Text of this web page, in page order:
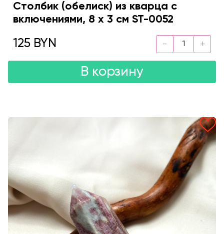
Столбик (обелиск) из кварца с
включениями, 8 х 3 см ST-0052
125 BYN
В корзину